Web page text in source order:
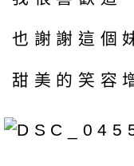
也謝謝這個
甜美的笑容